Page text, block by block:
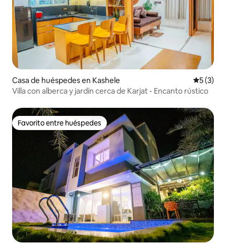
Casa de huéspedes en Kashele
5 (3)
Villa con alberca y jardín cerca de Karjat - Encanto rústico
Favorito entre huéspedes
Favorito entre huéspedes